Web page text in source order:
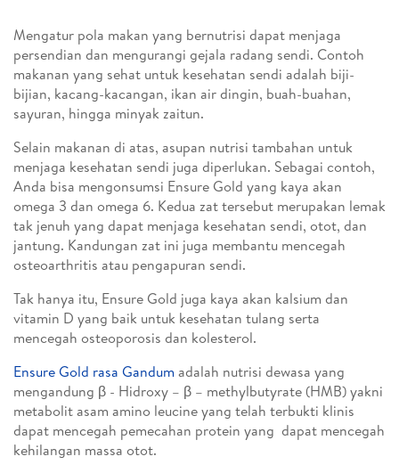
Mengatur pola makan yang bernutrisi dapat menjaga
persendian dan mengurangi gejala radang sendi. Contoh
makanan yang sehat untuk kesehatan sendi adalah biji-
bijian, kacang-kacangan, ikan air dingin, buah-buahan,
sayuran, hingga minyak zaitun.
Selain makanan di atas, asupan nutrisi tambahan untuk
menjaga kesehatan sendi juga diperlukan. Sebagai contoh,
Anda bisa mengonsumsi Ensure Gold yang kaya akan
omega 3 dan omega 6. Kedua zat tersebut merupakan lemak
tak jenuh yang dapat menjaga kesehatan sendi, otot, dan
jantung. Kandungan zat ini juga membantu mencegah
osteoarthritis atau pengapuran sendi.
Tak hanya itu, Ensure Gold juga kaya akan kalsium dan
vitamin D yang baik untuk kesehatan tulang serta
mencegah osteoporosis dan kolesterol.
Ensure Gold rasa Gandum adalah nutrisi dewasa yang
mengandung β - Hidroxy – β – methylbutyrate (HMB) yakni
metabolit asam amino leucine yang telah terbukti klinis
dapat mencegah pemecahan protein yang dapat mencegah
kehilangan massa otot.